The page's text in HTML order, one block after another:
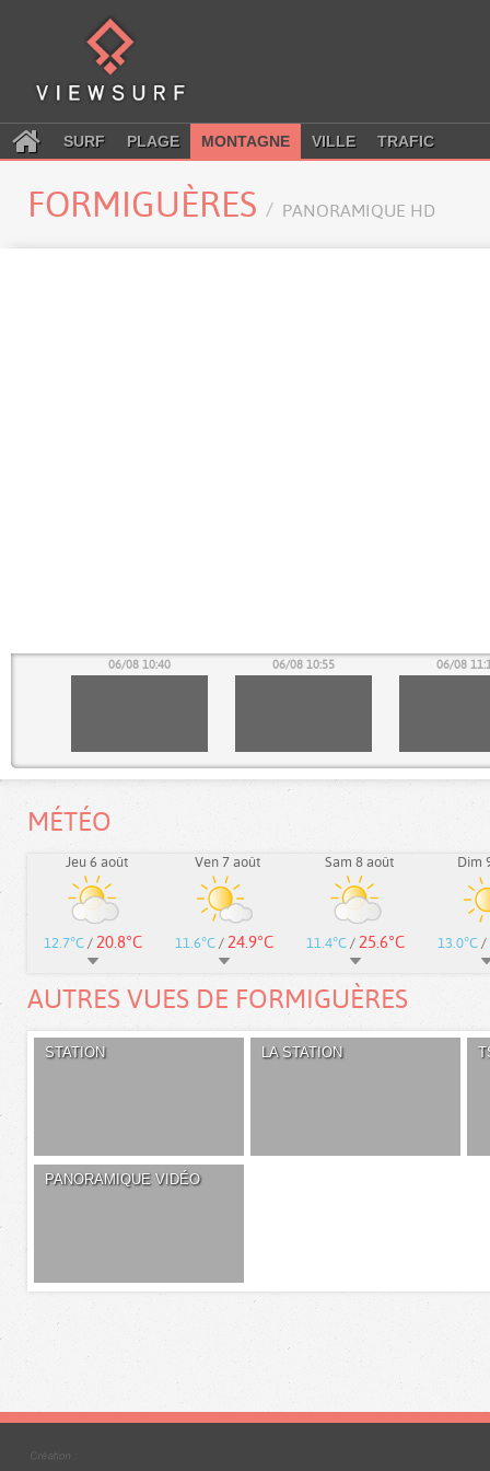
SURF PLAGE MONTAGNE VILLE TRAFIC
FORMIGUÈRES PANORAMIQUE HD
06/08 10:40 06/08 10:55 06/08
MÉTÉO
Jeu 6 août
12.7°C / 20.8°C
Ven 7 août
11.6°C / 24.9°C
Sam 8 août
11.4°C / 25.6°C
Dim
13.0°C /
AUTRES VUES DE FORMIGUÈRES
STATION LA STATION
PANORAMIQUE VIDÉO